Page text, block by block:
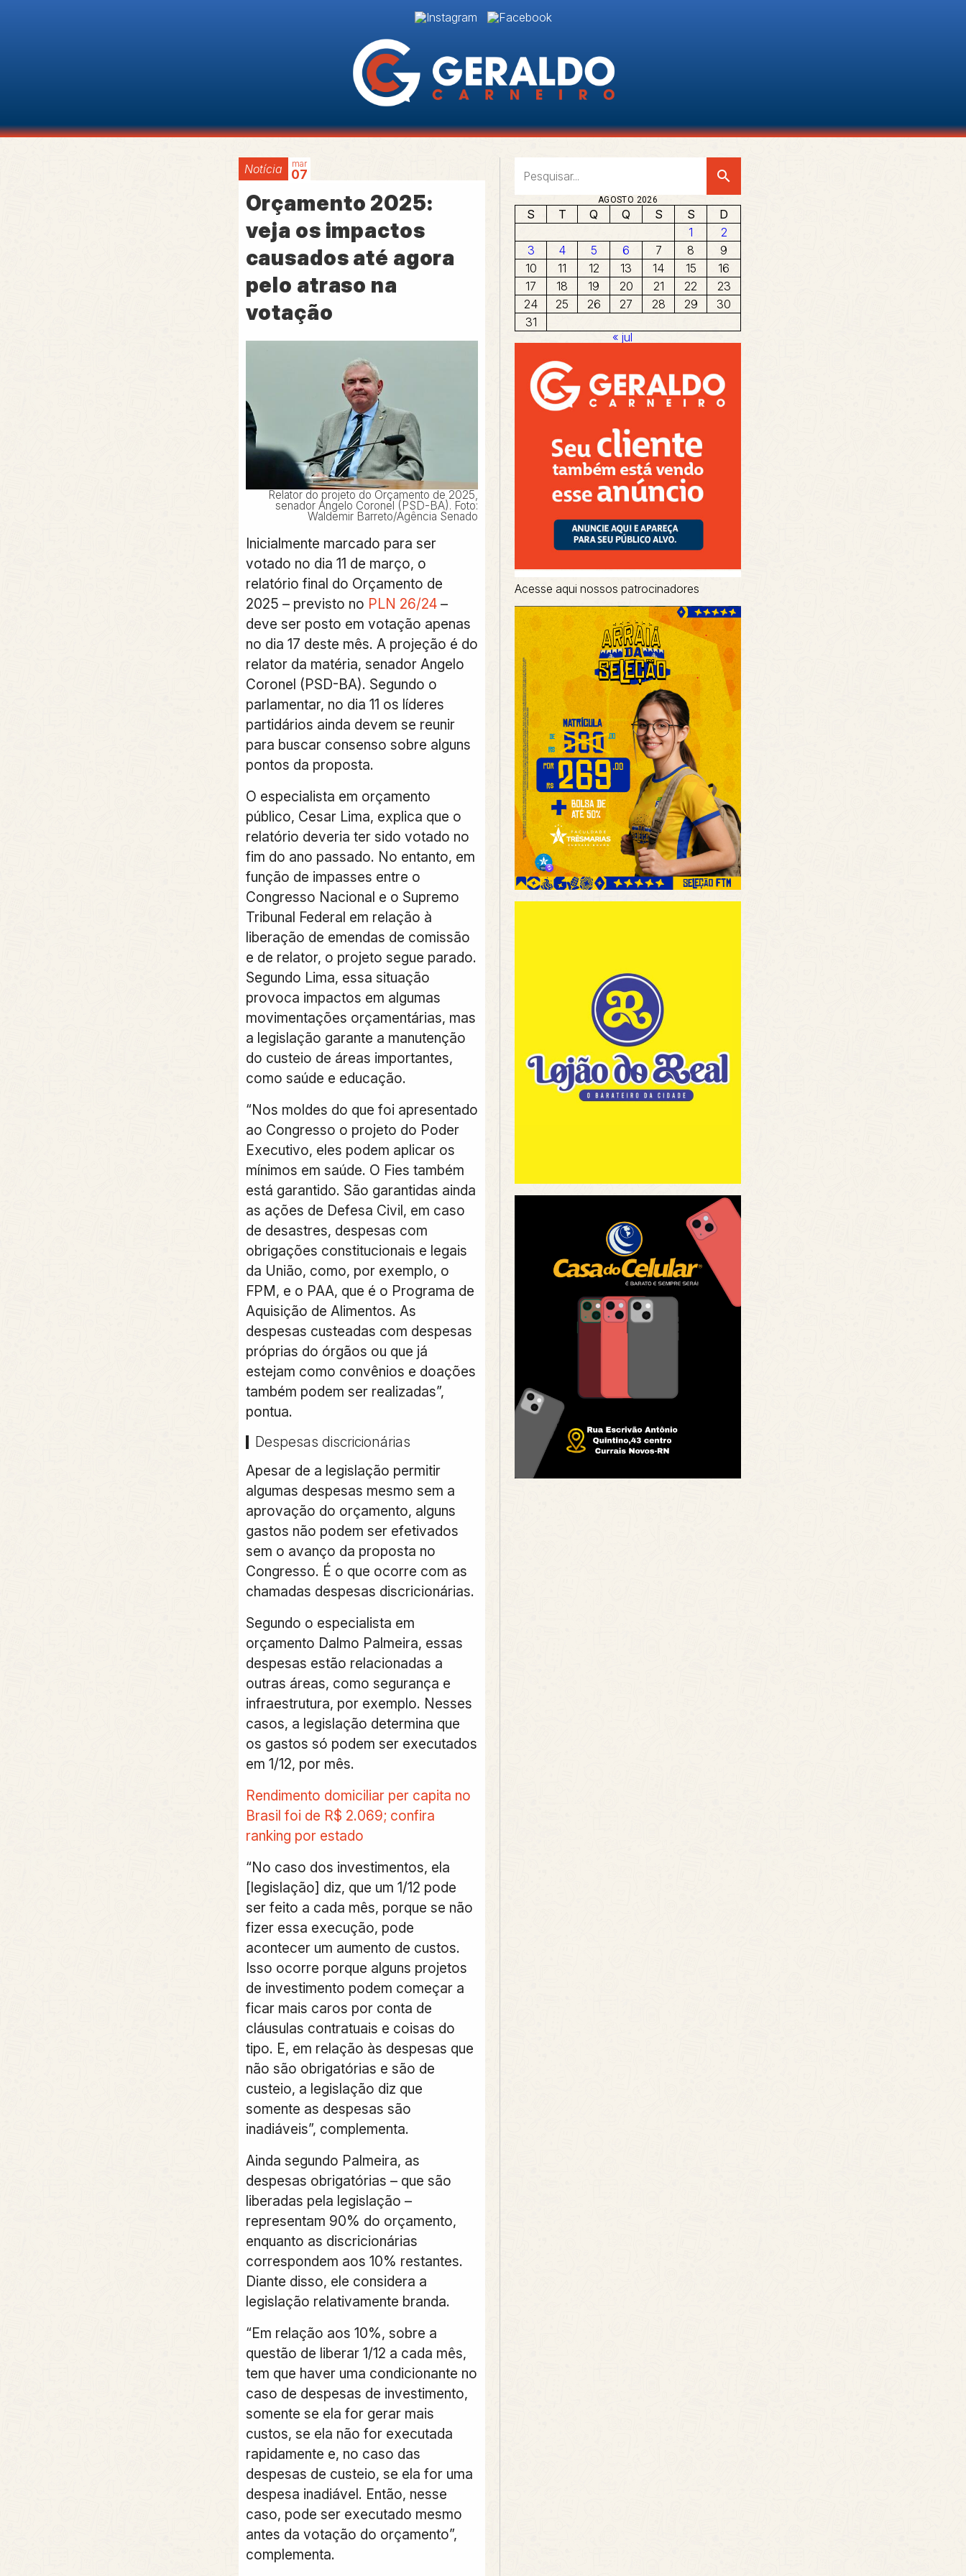
Notícia 07
mar
Orçamento 2025:
veja os impactos
causados até agora
pelo atraso na
votação
Relator do projeto do Orçamento de 2025,
senador Angelo Coronel (PSD-BA). Foto:
Waldemir Barreto/Agência Senado
Inicialmente marcado para ser
votado no dia 11 de março, o
relatório final do Orçamento de
2025 – previsto no PLN 26/24 –
deve ser posto em votação apenas
no dia 17 deste mês. A projeção é do
relator da matéria, senador Angelo
Coronel (PSD-BA). Segundo o
parlamentar, no dia 11 os líderes
partidários ainda devem se reunir
para buscar consenso sobre alguns
pontos da proposta.
O especialista em orçamento
público, Cesar Lima, explica que o
relatório deveria ter sido votado no
fim do ano passado. No entanto, em
função de impasses entre o
Congresso Nacional e o Supremo
Tribunal Federal em relação à
liberação de emendas de comissão
e de relator, o projeto segue parado.
Segundo Lima, essa situação
provoca impactos em algumas
movimentações orçamentárias, mas
a legislação garante a manutenção
do custeio de áreas importantes,
como saúde e educação.
“Nos moldes do que foi apresentado
ao Congresso o projeto do Poder
Executivo, eles podem aplicar os
mínimos em saúde. O Fies também
está garantido. São garantidas ainda
as ações de Defesa Civil, em caso
de desastres, despesas com
obrigações constitucionais e legais
da União, como, por exemplo, o
FPM, e o PAA, que é o Programa de
Aquisição de Alimentos. As
despesas custeadas com despesas
próprias do órgãos ou que já
estejam como convênios e doações
também podem ser realizadas”,
pontua.
Despesas discricionárias
Apesar de a legislação permitir
algumas despesas mesmo sem a
aprovação do orçamento, alguns
gastos não podem ser efetivados
sem o avanço da proposta no
Congresso. É o que ocorre com as
chamadas despesas discricionárias.
Segundo o especialista em
orçamento Dalmo Palmeira, essas
despesas estão relacionadas a
outras áreas, como segurança e
infraestrutura, por exemplo. Nesses
casos, a legislação determina que
os gastos só podem ser executados
em 1/12, por mês.
Rendimento domiciliar per capita no
Brasil foi de R$ 2.069; confira
ranking por estado
“No caso dos investimentos, ela
[legislação] diz, que um 1/12 pode
ser feito a cada mês, porque se não
fizer essa execução, pode
acontecer um aumento de custos.
Isso ocorre porque alguns projetos
de investimento podem começar a
ficar mais caros por conta de
cláusulas contratuais e coisas do
tipo. E, em relação às despesas que
não são obrigatórias e são de
custeio, a legislação diz que
somente as despesas são
inadiáveis”, complementa.
Ainda segundo Palmeira, as
despesas obrigatórias – que são
liberadas pela legislação –
representam 90% do orçamento,
enquanto as discricionárias
correspondem aos 10% restantes.
Diante disso, ele considera a
legislação relativamente branda.
“Em relação aos 10%, sobre a
questão de liberar 1/12 a cada mês,
tem que haver uma condicionante no
caso de despesas de investimento,
somente se ela for gerar mais
custos, se ela não for executada
rapidamente e, no caso das
despesas de custeio, se ela for uma
despesa inadiável. Então, nesse
caso, pode ser executado mesmo
antes da votação do orçamento”,
complementa.
search
AGOSTO 2026
S T Q Q S S
D
1
2
3
4 5 6 7 8
9
10
11 12 13 14 15
16
17
18 19 20 21 22
23
24
25 26 27 28 29
30
31
« jul
Acesse aqui nossos patrocinadores